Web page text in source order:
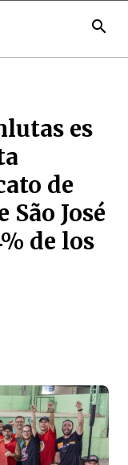
search
es
de
José
de los